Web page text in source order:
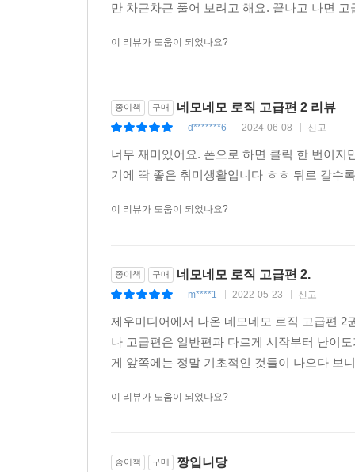
만 차근차근 풀어 보려고 해요. 끝나고 나면
이 리뷰가 도움이 되었나요?
종이책 구매 네모네모 로직 고급편 2 리뷰
d*******6 2024-06-08 신고
너무 재미있어요. 폰으로 하면 클릭 한 번이
기에 딱 좋은 취미생활입니다 ㅎㅎ 뒤로 갈수
이 리뷰가 도움이 되었나요?
종이책 구매 네모네모 로직 고급편 2.
m****1 2022-05-23 신고
제우미디어에서 나온 네모네모 로직 고급편 2
나 고급편은 일반편과 다르게 시작부터 난이
게 앞쪽에는 정말 기초적인 것들이 나오다 보
이 리뷰가 도움이 되었나요?
종이책 구매 짱입니당